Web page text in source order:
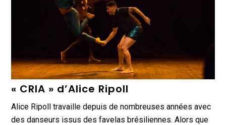
« CRIA » d’Alice Ripoll
Alice Ripoll travaille depuis de nombreuses années avec
des danseurs issus des favelas brésiliennes. Alors que